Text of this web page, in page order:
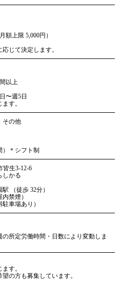
額上限 5,000円）
じて決定します。
以上
〜週5日
す。
その他
）＊シフト制
皆生3-12-6
しかる
（徒歩 32分）
禁煙）
車場あり）
の所定労働時間・日数により変動しま
す。
の方も募集しています。